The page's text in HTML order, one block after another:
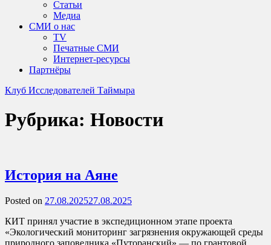
Статьи
Медиа
СМИ о нас
TV
Печатные СМИ
Интернет-ресурсы
Партнёры
Клуб Исследователей Таймыра
Рубрика: Новости
История на Аяне
Posted on 27.08.202527.08.2025
КИТ принял участие в экспедиционном этапе проекта
«Экологический мониторинг загрязнения окружающей среды
природного заповедника «Путоранский» — по грантовой